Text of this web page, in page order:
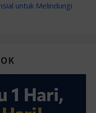
untuk Melindungi